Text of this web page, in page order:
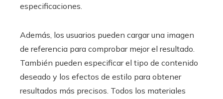
especificaciones.
Además, los usuarios pueden cargar una imagen
de referencia para comprobar mejor el resultado.
También pueden especificar el tipo de contenido
deseado y los efectos de estilo para obtener
resultados más precisos. Todos los materiales